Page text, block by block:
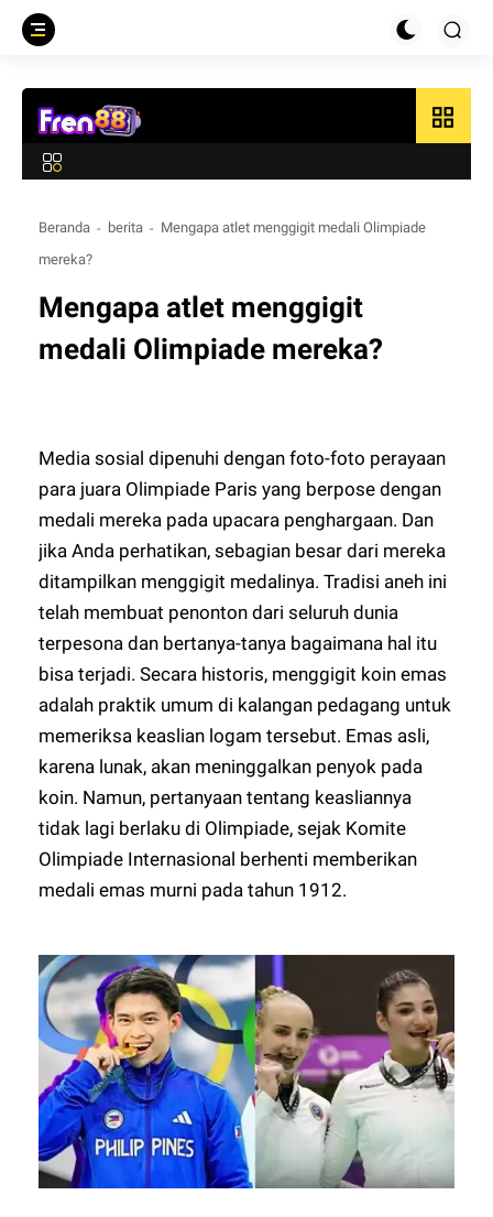
grid_view
Beranda berita
Mengapa atlet menggigit medali Olimpiade
mereka?
Mengapa atlet menggigit
medali Olimpiade mereka?
Media sosial dipenuhi dengan foto-foto perayaan
para juara Olimpiade Paris yang berpose dengan
medali mereka pada upacara penghargaan. Dan
jika Anda perhatikan, sebagian besar dari mereka
ditampilkan menggigit medalinya. Tradisi aneh ini
telah membuat penonton dari seluruh dunia
terpesona dan bertanya-tanya bagaimana hal itu
bisa terjadi. Secara historis, menggigit koin emas
adalah praktik umum di kalangan pedagang untuk
memeriksa keaslian logam tersebut. Emas asli,
karena lunak, akan meninggalkan penyok pada
koin. Namun, pertanyaan tentang keasliannya
tidak lagi berlaku di Olimpiade, sejak Komite
Olimpiade Internasional berhenti memberikan
medali emas murni pada tahun 1912.